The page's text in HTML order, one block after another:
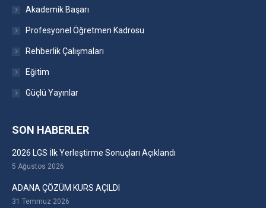
Akademik Başarı
Profesyonel Öğretmen Kadrosu
Rehberlik Çalışmaları
Eğitim
Güçlü Yayınlar
SON HABERLER
2026 LGS İlk Yerleştirme Sonuçları Açıklandı
5 Ağustos 2026
ADANA ÇÖZÜM KURS AÇILDI
31 Temmuz 2026